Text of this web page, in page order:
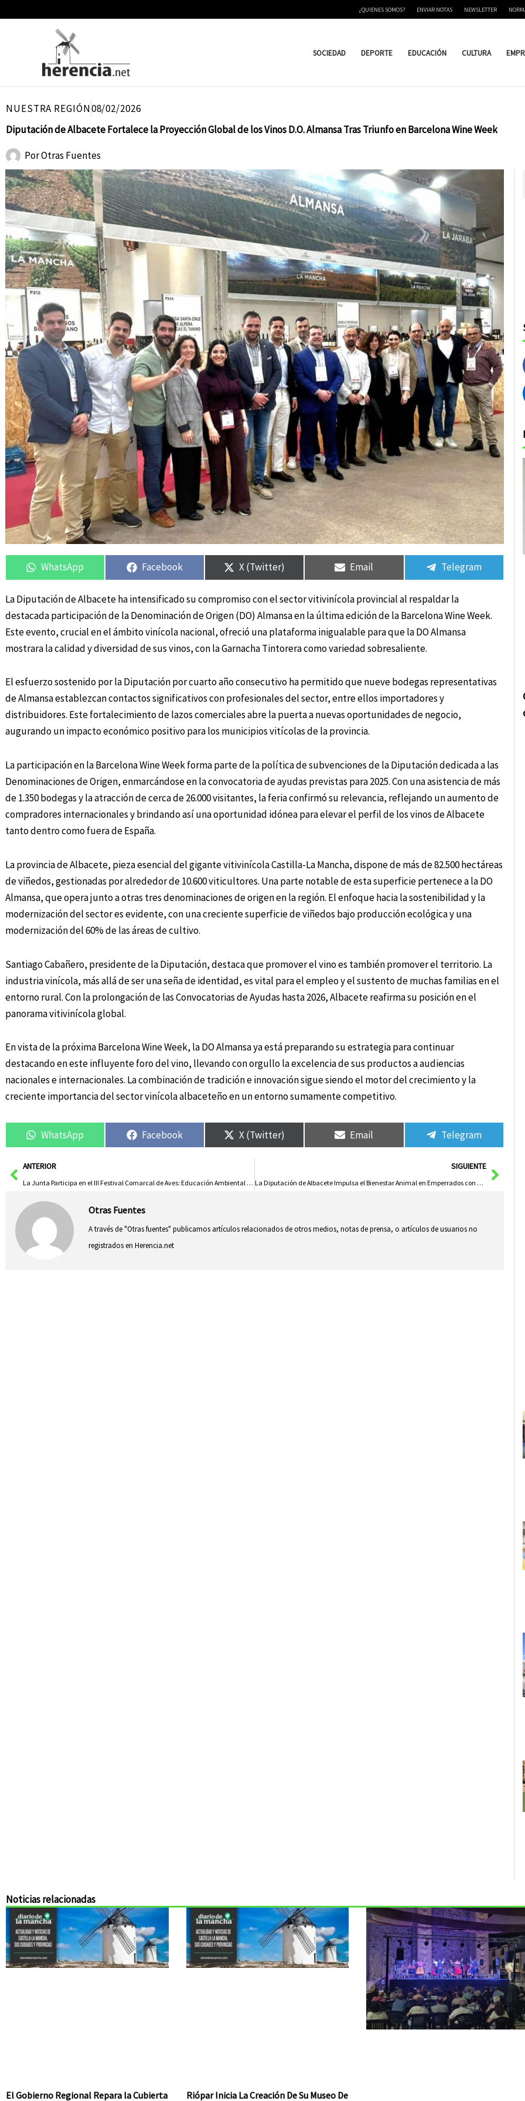
¿QUIENES SOMOS? ENVIAR NOTAS NEWSLETTER
SOCIEDAD DEPORTE EDUCACIÓN CULTURA
NUESTRA REGIÓN08/02/2026
Diputación de Albacete Fortalece la Proyección Global de los Vinos D.O. Almansa Tras Triunfo en Barcelona Wine Week
PorOtras Fuentes
Compartir
en
WhatsApp
Compartir
en
Facebook
Compartir
en
X (Twitter)
Compartir
en
Email
Compartir
en
Telegram
La Diputación de Albacete ha intensificado su compromiso con el sector vitivinícola provincial al respaldar la
destacada participación de la Denominación de Origen (DO) Almansa en la última edición de la Barcelona Wine Week.
Este evento, crucial en el ámbito vinícola nacional, ofreció una plataforma inigualable para que la DO Almansa
mostrara la calidad y diversidad de sus vinos, con la Garnacha Tintorera como variedad sobresaliente.
El esfuerzo sostenido por la Diputación por cuarto año consecutivo ha permitido que nueve bodegas representativas
de Almansa establezcan contactos significativos con profesionales del sector, entre ellos importadores y
distribuidores. Este fortalecimiento de lazos comerciales abre la puerta a nuevas oportunidades de negocio,
augurando un impacto económico positivo para los municipios vitícolas de la provincia.
La participación en la Barcelona Wine Week forma parte de la política de subvenciones de la Diputación dedicada a las
Denominaciones de Origen, enmarcándose en la convocatoria de ayudas previstas para 2025. Con una asistencia de más
de 1.350 bodegas y la atracción de cerca de 26.000 visitantes, la feria confirmó su relevancia, reflejando un aumento de
compradores internacionales y brindando así una oportunidad idónea para elevar el perfil de los vinos de Albacete
tanto dentro como fuera de España.
La provincia de Albacete, pieza esencial del gigante vitivinícola Castilla-La Mancha, dispone de más de 82.500 hectáreas
de viñedos, gestionadas por alrededor de 10.600 viticultores. Una parte notable de esta superficie pertenece a la DO
Almansa, que opera junto a otras tres denominaciones de origen en la región. El enfoque hacia la sostenibilidad y la
modernización del sector es evidente, con una creciente superficie de viñedos bajo producción ecológica y una
modernización del 60% de las áreas de cultivo.
Santiago Cabañero, presidente de la Diputación, destaca que promover el vino es también promover el territorio. La
industria vinícola, más allá de ser una seña de identidad, es vital para el empleo y el sustento de muchas familias en el
entorno rural. Con la prolongación de las Convocatorias de Ayudas hasta 2026, Albacete reafirma su posición en el
panorama vitivinícola global.
En vista de la próxima Barcelona Wine Week, la DO Almansa ya está preparando su estrategia para continuar
destacando en este influyente foro del vino, llevando con orgullo la excelencia de sus productos a audiencias
nacionales e internacionales. La combinación de tradición e innovación sigue siendo el motor del crecimiento y la
creciente importancia del sector vinícola albaceteño en un entorno sumamente competitivo.
Compartir
en
WhatsApp
Compartir
en
Facebook
Compartir
en
X (Twitter)
Compartir
en
Email
Compartir
en
Telegram
AntANTERIOR
La Junta Participa en el III Festival Comarcal de Aves: Educación Ambiental y Conservación
SIGUIENTE
La Diputación de Albacete Impulsa el Bienestar Animal en Emperrados con Nuevas Inversiones y Más Cheniles
Otras Fuentes
A través de "Otras fuentes" publicamos artículos relacionados de otros medios, notas de prensa, o artículos de usuarios no
registrados en Herencia.net
Noticias relacionadas
El Gobierno Regional Repara la Cubierta Riópar Inicia La Creación De Su Museo De